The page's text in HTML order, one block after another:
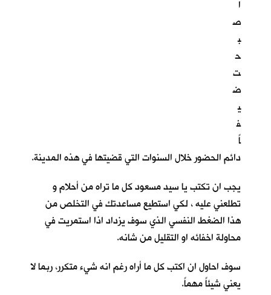
ا
ص
ب
ح
ت
ض
ي
ف
اً
دائم الحضور خلال السنوات التي قضيتها في هذه المدينة.
يجب ان تكتب يا سيد مسعود كل ما تراه من أحلام و
تطلعني عليه ، لكي استطيع مساعدتك في التخلص من
هذا الضغط النفسي الذي سوف يزداد اذا استمريت في
محاولة اخفائه او التقليل من شانه.
سوف احاول ان اكتب كل ما أراه رغم انه شيء متكرر، ربما لا
يعني شيئاً مهماً.